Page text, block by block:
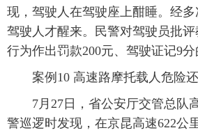
现，驾驶人在驾驶座上酣睡。经多
驾驶人才醒来。民警对驾驶员批
行为作出罚款200元、驾驶证记9分
案例10 高速路摩托载人危险
7月27日，省公安厅交管总队
警巡逻时发现，在京昆高速622公